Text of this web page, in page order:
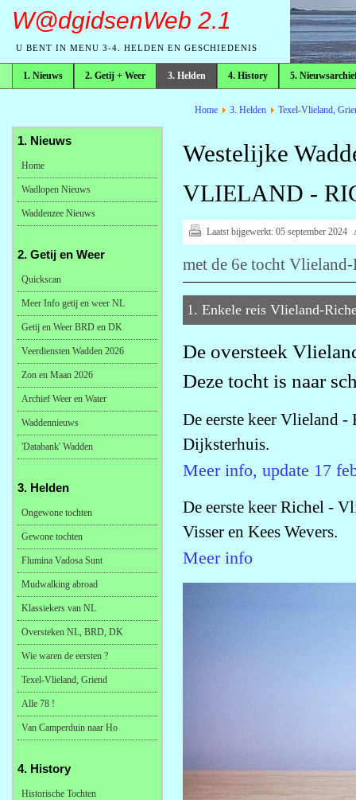
W@dgidsenWeb 2.1
U BENT IN MENU 3-4. HELDEN EN GESCHIEDENIS
1. Nieuws 2. Getij + Weer 3. Helden 4. History 5.
broodkruimelpad
Home 3. Helden Texel-Vlieland,
Westelijke
VLIELAND -
Laatst bijgewerkt: 05 september 2024
met de 6e tocht
1. Enkele reis Vlieland-
De oversteek
Deze tocht is naar
De eerste keer Vlieland
Dijksterhuis.
Meer info, update 17
De eerste keer Richel -
Visser en Kees Wevers.
Meer info
1. Nieuws
Home
Wadlopen Nieuws
Waddenzee Nieuws
2. Getij en Weer
Quickscan
Meer Info getij en weer NL
Getij en Weer BRD en DK
Veerdiensten Wadden 2026
Zon en Maan 2026
Archief Weer en Water
Waddennieuws
'Databank' Wadden
3. Helden
Ongewone tochten
Gewone tochten
Flumina Vadosa Sunt
Mudwalking abroad
Klassiekers van NL
Oversteken NL, BRD, DK
Wie waren de eersten ?
Texel-Vlieland, Griend
Alle 78 !
Van Camperduin naar Ho
4. History
Historische Tochten